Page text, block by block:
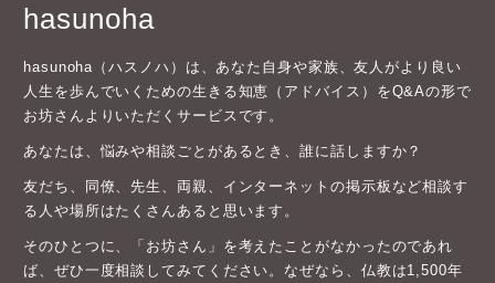
hasunoha
hasunoha（ハスノハ）は、あなた自身や家族、友人がより良い
人生を歩んでいくための生きる知恵（アドバイス）をQ&Aの形で
お坊さんよりいただくサービスです。
あなたは、悩みや相談ごとがあるとき、誰に話しますか？
友だち、同僚、先生、両親、インターネットの掲示板など相談す
る人や場所はたくさんあると思います。
そのひとつに、「お坊さん」を考えたことがなかったのであれ
ば、ぜひ一度相談してみてください。なぜなら、仏教は1,500年